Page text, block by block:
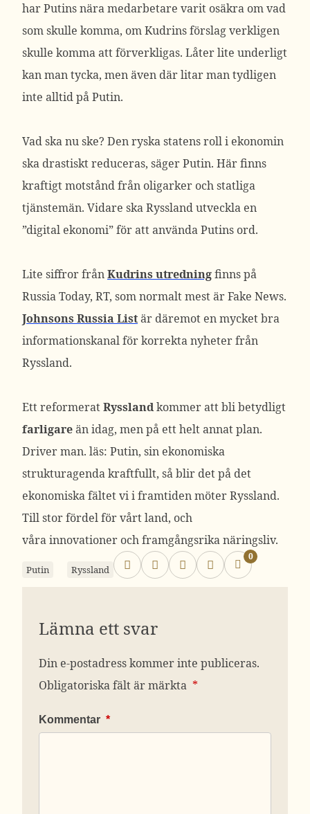
har Putins nära medarbetare varit osäkra om vad
som skulle komma, om Kudrins förslag verkligen
skulle komma att förverkligas. Låter lite underligt
kan man tycka, men även där litar man tydligen
inte alltid på Putin.
Vad ska nu ske? Den ryska statens roll i ekonomin
ska drastiskt reduceras, säger Putin. Här finns
kraftigt motstånd från oligarker och statliga
tjänstemän. Vidare ska Ryssland utveckla en
”digital ekonomi” för att använda Putins ord.
Lite siffror frånKudrins utredningfinns på
Russia Today, RT, som normalt mest är Fake News.
Johnsons Russia Listär däremot en mycket bra
informationskanal för korrekta nyheter från
Ryssland.
Ett reformeratRysslandkommer att bli betydligt
farligareän idag, men på ett helt annat plan.
Driver man. läs: Putin, sin ekonomiska
strukturagenda kraftfullt, så blir det på det
ekonomiska fältet vi i framtiden möter Ryssland.
Till stor fördel för vårt land, och
våra innovationer och framgångsrika näringsliv.
Putin Ryssland
0
Lämna ett svar
Din e-postadress kommer inte publiceras.
Obligatoriska fält är märkta *
Kommentar *